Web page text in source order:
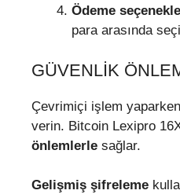
Ödeme
para arasında
GÜVENLIK
Çevrimiçi işlem
verin. Bitcoin Lexipro
önlemlerle sağlar.
Gelişmiş şifreleme